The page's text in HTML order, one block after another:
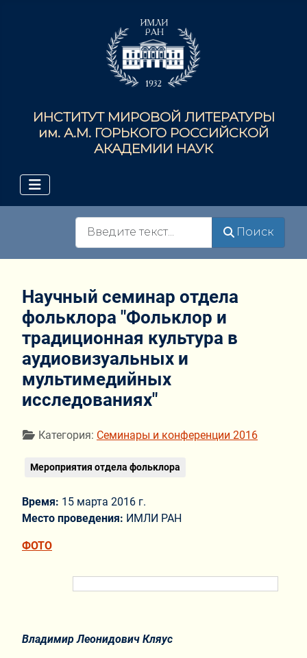
ИНСТИТУТ МИРОВОЙ ЛИТЕРАТУРЫ
им. А.М. ГОРЬКОГО РОССИЙСКОЙ
АКАДЕМИИ НАУК
Поиск
Научный семинар отдела
фольклора "Фольклор и
традиционная культура в
аудиовизуальных и
мультимедийных
исследованиях"
Информация о материале
Категория: Семинары и конференции 2016
Мероприятия отдела фольклора
Время: 15 марта 2016 г.
Место проведения: ИМЛИ РАН
ФОТО
Владимир Леонидович Кляус